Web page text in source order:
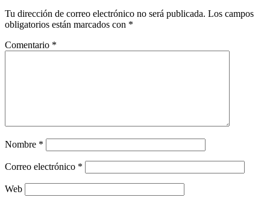
Tu dirección de correo electrónico no será publicada. Los campos
obligatorios están marcados con *
Comentario *
Nombre *
Correo electrónico *
Web